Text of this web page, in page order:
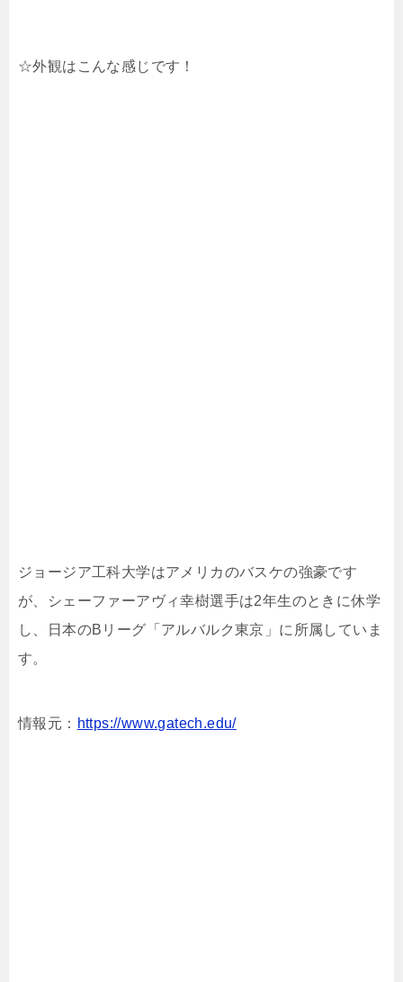
☆外観はこんな感じです！
ジョージア工科大学はアメリカのバスケの強豪です
が、シェーファーアヴィ幸樹選手は2年生のときに休学
し、日本のBリーグ「アルバルク東京」に所属していま
す。
情報元： https://www.gatech.edu/